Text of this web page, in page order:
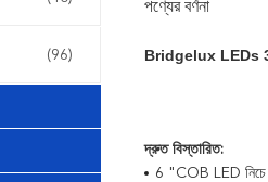
(96)
পণ্যের বর্ণনা
Bridgelux LEDs
দ্রুত বিস্তারিত:
6 "COB LED নিচে